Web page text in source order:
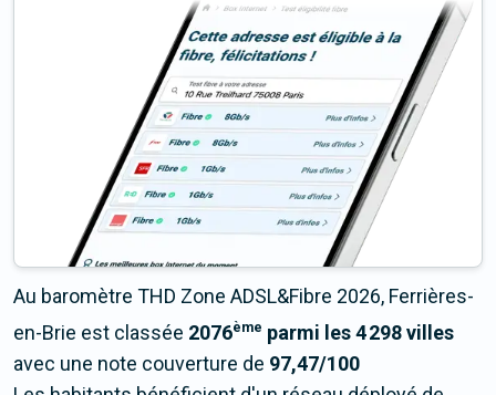
Au baromètre THD Zone ADSL&Fibre 2026, Ferrières-
en-Brie est classée 2076ème parmi les 4 298 villes
avec une note couverture de 97,47/100